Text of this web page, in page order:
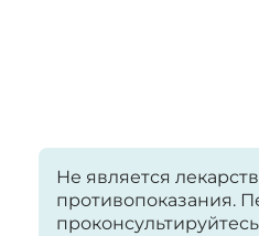
Не является
противопоказания.